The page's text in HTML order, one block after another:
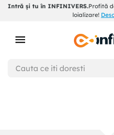
Intră și tu în INFINIVERS.Profită
loializare!